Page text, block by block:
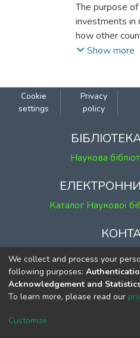
Олександр
The purpose
investments in
how other
economics,
Show more
Cookie
settings
Privacy
policy
Наукова
Каталог Наукової
м. Київ, вул.
к. 1,
тел. (044)
We collect and process your
following purposes:
Acknowledgement and
To learn more, please read our
Customize